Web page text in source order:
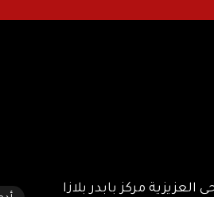
العزيزية مركز بابدر بلازا